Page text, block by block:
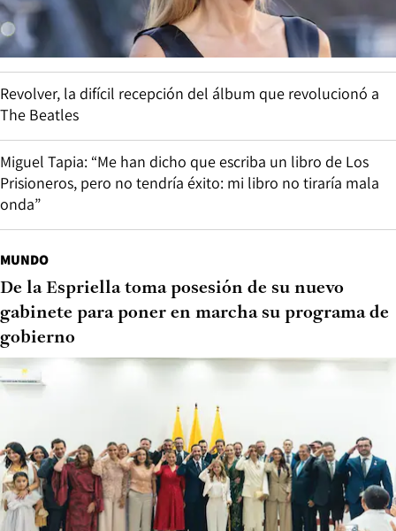
Revolver, la difícil recepción del álbum que revolucionó a
The Beatles
Miguel Tapia: “Me han dicho que escriba un libro de Los
Prisioneros, pero no tendría éxito: mi libro no tiraría mala
onda”
MUNDO
De la Espriella toma posesión de su nuevo
gabinete para poner en marcha su programa de
gobierno